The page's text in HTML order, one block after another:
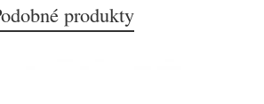
produkty